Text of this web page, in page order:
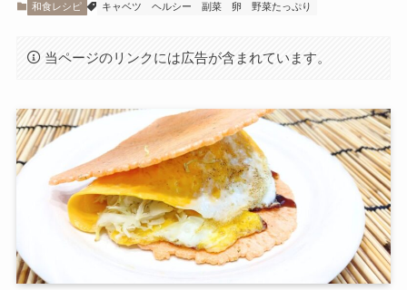
和食レシピ キャベツ ヘルシー 副菜 卵 野菜たっぷり
当ページのリンクには広告が含まれています。